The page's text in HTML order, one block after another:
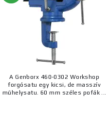
A Genborx 460-0302 Workshop
forgósatu egy kicsi, de masszív
műhelysatu. 60 mm széles pofák ...